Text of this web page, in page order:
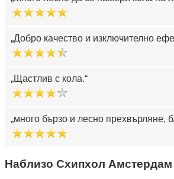
Добро качество и изключително
Щастлив с кола.
много бързо и лесно прехвърляне,
Наблизо Схипхол